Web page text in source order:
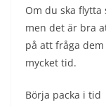
Om du ska
men det är bra
på att fråga
mycket tid.
Börja packa i tid